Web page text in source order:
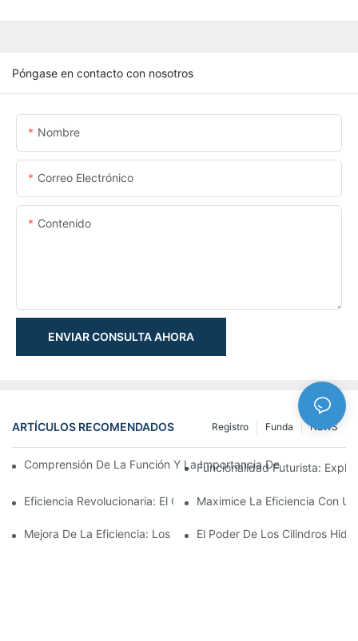
Póngase en contacto con nosotros
Nombre
Correo Electrónico
Contenido
ENVIAR CONSULTA AHORA
ARTÍCULOS RECOMENDADOS NEWS
Funda
Registro
Comprensión De La Función Y La Importancia De Los Cilindros
Funcionalidad Futurista:
Eficiencia Revolucionaria: El Cilindro Telescópico Eléctrico
Maximice La Eficiencia Con
Mejora De La Eficiencia: Los Beneficios De Un Cilindro
El Poder De Los Cilindros